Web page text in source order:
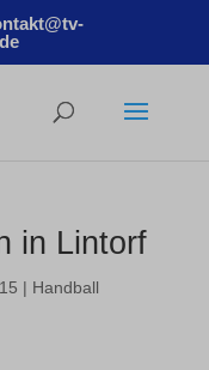
in Lintorf
| Handball